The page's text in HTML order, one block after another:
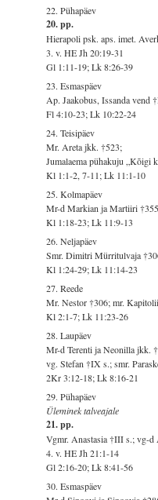
22. Pühapäev
20. pp.
Hierapoli psk. aps. imet.
3. v. HE Jh 20:19-31
Gl 1:11-19; Lk 8:26-39
23. Esmaspäev
Ap. Jaakobus, Issanda vend
Fl 4:10-23; Lk 10:22-24
24. Teisipäev
Mr. Areta jkk. †523;
Jumalaema pühakuju „Kõigi
Kl 1:1-2, 7-11; Lk 11:1-10
25. Kolmapäev
Mr-d Markian ja Martiiri
Kl 1:18-23; Lk 11:9-13
26. Neljapäev
Smr. Dimitri Mürritulvaja
Kl 1:24-29; Lk 11:14-23
27. Reede
Mr. Nestor †306; mr.
Kl 2:1-7; Lk 11:23-26
28. Laupäev
Mr-d Terenti ja Neonilla jkk.
vg. Stefan †IX s.; smr.
2Kr 3:12-18; Lk 8:16-21
29. Pühapäev
Üleminek talveajale
21. pp.
Vgmr. Anastasia †III s.; vg-d
4. v. HE Jh 21:1-14
Gl 2:16-20; Lk 8:41-56
30. Esmaspäev